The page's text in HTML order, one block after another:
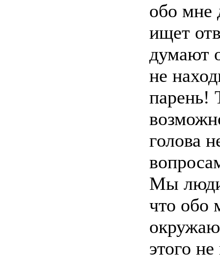
обо
ищет
думают
не
парень!
голова
Мы
что обо
этого